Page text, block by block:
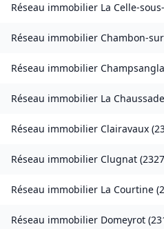
Réseau immobilier La Celle-
Réseau immobilier Chambon-
Réseau immobilier
Réseau immobilier La Chaussade
Réseau immobilier Clairavaux (
Réseau immobilier Clugnat (
Réseau immobilier La Courtine (
Réseau immobilier Domeyrot (